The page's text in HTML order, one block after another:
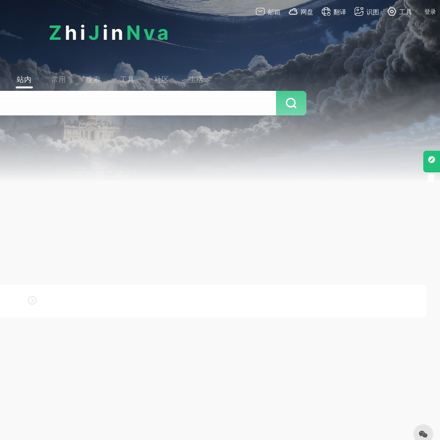
邮箱 网盘 翻译 识图 工具 登录
Z hiJ in Nva
站内 常用 搜索 工具 社区 生活